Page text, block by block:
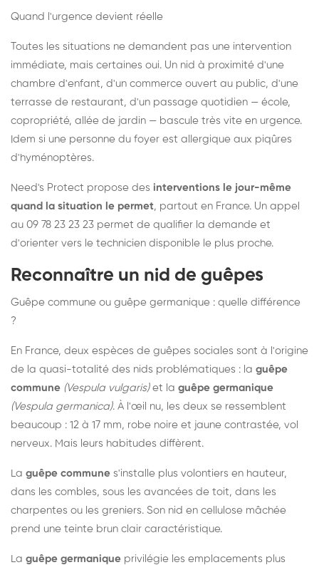
Quand l'urgence devient réelle
Toutes les situations ne demandent pas une intervention
immédiate, mais certaines oui. Un nid à proximité d'une
chambre d'enfant, d'un commerce ouvert au public, d'une
terrasse de restaurant, d'un passage quotidien — école,
copropriété, allée de jardin — bascule très vite en urgence.
Idem si une personne du foyer est allergique aux piqûres
d'hyménoptères.
Need's Protect propose des interventions le jour-même
quand la situation le permet, partout en France. Un appel
au 09 78 23 23 23 permet de qualifier la demande et
d'orienter vers le technicien disponible le plus proche.
Reconnaître un nid de guêpes
Guêpe commune ou guêpe germanique : quelle différence
?
En France, deux espèces de guêpes sociales sont à l'origine
de la quasi-totalité des nids problématiques : la guêpe
commune (Vespula vulgaris)et la guêpe germanique
(Vespula germanica). À l'œil nu, les deux se ressemblent
beaucoup : 12 à 17 mm, robe noire et jaune contrastée, vol
nerveux. Mais leurs habitudes diffèrent.
La guêpe commune s'installe plus volontiers en hauteur,
dans les combles, sous les avancées de toit, dans les
charpentes ou les greniers. Son nid en cellulose mâchée
prend une teinte brun clair caractéristique.
La guêpe germanique privilégie les emplacements plus